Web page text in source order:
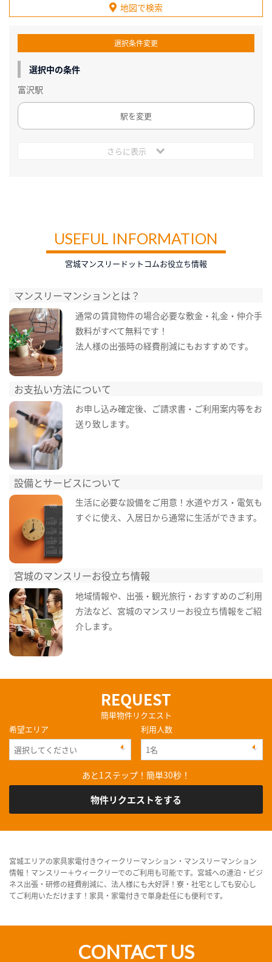
地図で検索
選択条件変更
選択中の条件
富沢駅
駅を変更
さらに表示
USEFUL INFORMATION
宮城マンスリードットコムお役立ち情報
マンスリーマンションとは？
通常の賃貸物件の場合必要な敷金・礼金・仲介手
数料がすべて無料です！
法人様の出張時の経費削減にもおすすめです。
お支払い方法について
お申し込み確定後、ご請求書・ご利用案内等をお
送り致します。
設備とサービスについて
生活に必要な設備をご用意！水道やガス・電気も
すぐに使え、入居日から通常に生活ができます。
宮城のマンスリーお役立ち情報
地域情報や、出張・観光旅行・おすすめのご利用
方法など、宮城のマンスリーお役立ち情報をご紹
介します。
REQUEST
簡単物件リクエスト
希望エリア
利用人数
あと1ステップ！簡単30秒！
物件リクエストをする
宮城エリアの家具家電付きウィークリーマンション・マンスリーマンション
情報！マンスリー＋ウィークリーでのご利用も可能です。宮城への連泊・ビジ
ネス出張・研修の経費削減に、法人様にも大好評！寮・社宅としても安心し
てご利用いただけます！家具・家電付きで単身赴任にも便利です。
CONTACT US